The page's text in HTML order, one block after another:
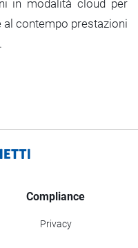
in modalità cloud per
contempo prestazioni
Compliance
Privacy